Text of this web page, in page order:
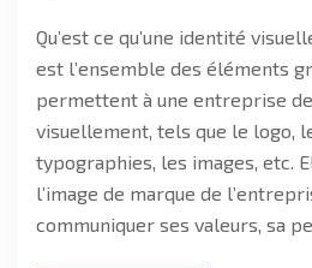
Qu’est ce qu’une identité
est l’ensemble des éléments
permettent à une entreprise
visuellement, tels que le logo,
typographies, les images, etc.
l’image de marque de
communiquer ses valeurs, sa